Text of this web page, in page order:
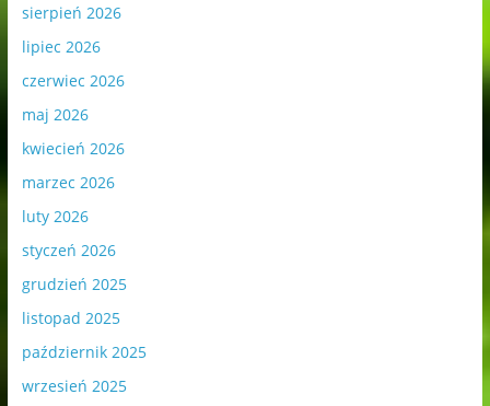
sierpień 2026
lipiec 2026
czerwiec 2026
maj 2026
kwiecień 2026
marzec 2026
luty 2026
styczeń 2026
grudzień 2025
listopad 2025
październik 2025
wrzesień 2025